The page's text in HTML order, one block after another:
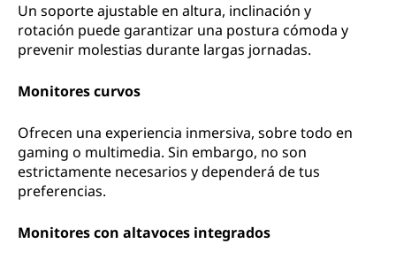
Un soporte ajustable en altura, inclinación y
rotación puede garantizar una postura cómoda y
prevenir molestias durante largas jornadas.
Monitores curvos
Ofrecen una experiencia inmersiva, sobre todo en
gaming o multimedia. Sin embargo, no son
estrictamente necesarios y dependerá de tus
preferencias.
Monitores con altavoces integrados